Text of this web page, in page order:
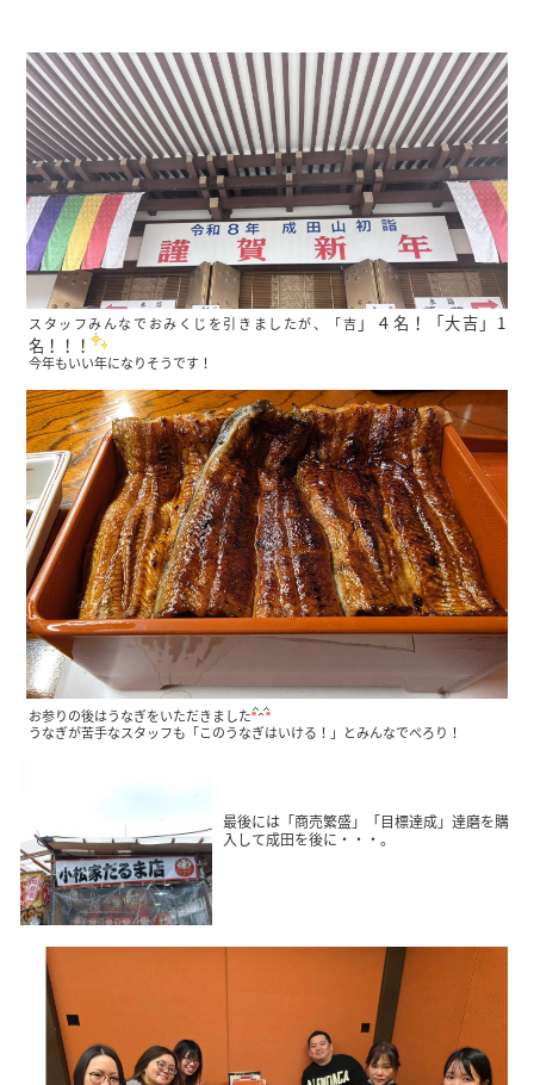
スタッフみんなでおみくじを引きましたが、「吉 」４名！「大吉」1
名！！！
今年もいい年になりそうです！
お参りの後はうなぎをいただきました
うなぎが苦手なスタッフも「このうなぎはいける！」とみんなでぺろり！
最後には「商売繁盛」「目標達成」達磨を購
入して成田を後に・・・。